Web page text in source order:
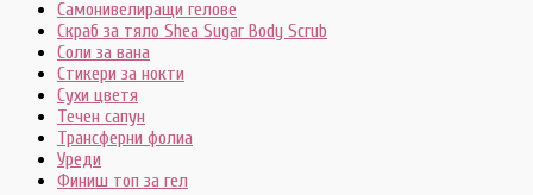
Самонивелиращи гелове
Скраб за тяло Shea Sugar Body Scrub
Соли за вана
Стикери за нокти
Сухи цветя
Течен сапун
Трансферни фолиа
Уреди
Финиш топ за гел